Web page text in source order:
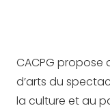
CACPG propose
d’arts du
la culture et au